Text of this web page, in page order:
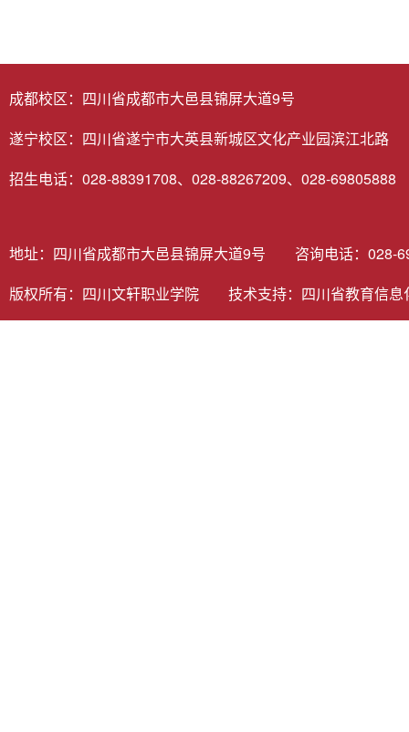
成都校区：四川省成都市大邑县锦屏大道9号
遂宁校区：四川省遂宁市大英县新城区文化产业园滨江北路
招生电话：028-88391708、028-88267209、028-69805888
地址：四川省成都市大邑县锦屏大道9号 咨询电话：
版权所有：四川文轩职业学院 技术支持： 四川省教育信